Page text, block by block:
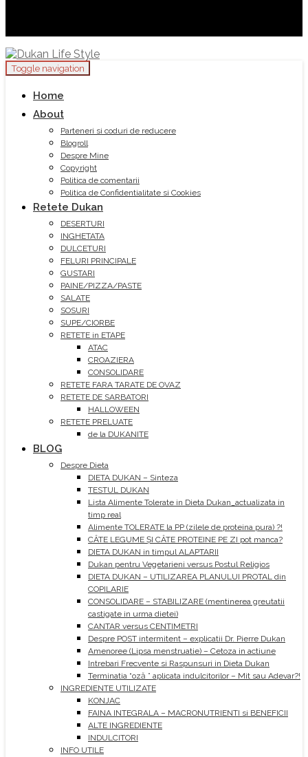
Toggle navigation
Home
About
Parteneri si coduri de reducere
Blogroll
Despre Mine
Copyright
Politica de comentarii
Politica de Confidentialitate si Cookies
Retete Dukan
DESERTURI
INGHETATA
DULCETURI
FELURI PRINCIPALE
GUSTARI
PAINE/PIZZA/PASTE
SALATE
SOSURI
SUPE/CIORBE
RETETE in ETAPE
ATAC
CROAZIERA
CONSOLIDARE
RETETE FARA TARATE DE OVAZ
RETETE DE SARBATORI
HALLOWEEN
RETETE PRELUATE
de la DUKANITE
BLOG
Despre Dieta
DIETA DUKAN – Sinteza
TESTUL DUKAN
Lista Alimente Tolerate in Dieta Dukan_actualizata in
timp real
Alimente TOLERATE la PP (zilele de proteina pura) ?!
CÂTE LEGUME ȘI CÂTE PROTEINE PE ZI pot manca?
DIETA DUKAN in timpul ALAPTARII
Dukan pentru Vegetarieni versus Postul Religios
DIETA DUKAN – UTILIZAREA PLANULUI PROTAL din
COPILARIE
CONSOLIDARE – STABILIZARE (mentinerea greutatii
castigate in urma dietei)
CANTAR versus CENTIMETRI
Despre POST intermitent – explicatii Dr. Pierre Dukan
Amenoree (Lipsa menstruatie) – Cetoza in actiune
Intrebari Frecvente si Raspunsuri in Dieta Dukan
Terminatia “oză ” aplicata indulcitorilor – Mit sau Adevar?!
INGREDIENTE UTILIZATE
KONJAC
FAINA INTEGRALA – MACRONUTRIENTI si BENEFICII
ALTE INGREDIENTE
INDULCITORI
INFO UTILE